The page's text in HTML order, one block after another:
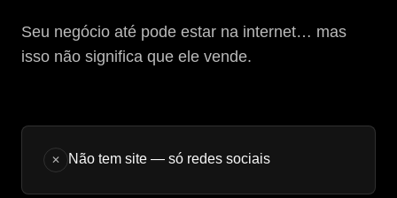
Seu negócio até pode estar na internet… mas
isso não significa que ele vende.
✕ Não tem site — só redes sociais